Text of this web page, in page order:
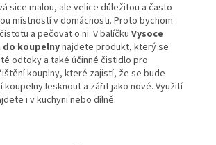
sice malou, ale velice důležitou a často
místností v domácnosti. Proto bychom
a pečovat o ni. V balíčku Vysoce
do koupelnynajdete produkt, který se
odtoky a také účinné čistidlo pro
kouplny, které zajistí, že se bude
koupelny lesknout a zářit jako nové. Využití
i v kuchyni nebo dílně.